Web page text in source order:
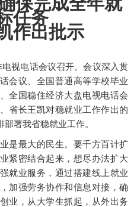
任务
作出批示
视电话会议召开。会议深入贯
会议、全国普通高等学校毕业
全国稳住经济大盘电视电话会
省长王凯对稳就业工作作出的
署我省稳就业工作。
最大的民生。要千方百计扩
紧密结合起来，想尽办法扩大
就业服务，通过搭建线上就业
加强劳务协作和信息对接，确
业，从大学生抓起，从外出务